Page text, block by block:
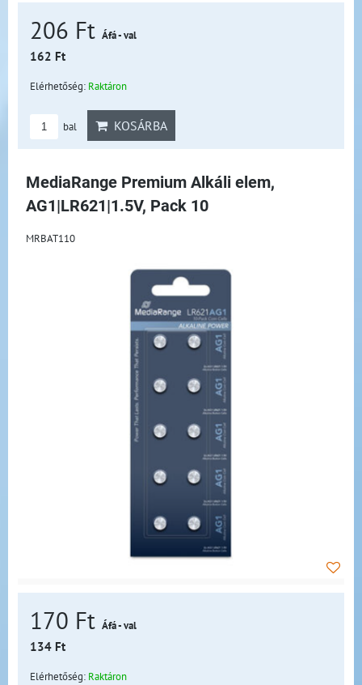
206 Ft Áfá - val
162 Ft
Elérhetőség: Raktáron
bal KOSÁRBA
MediaRange Premium Alkáli elem,
AG1|LR621|1.5V, Pack 10
MRBAT110
170 Ft Áfá - val
134 Ft
Elérhetőség: Raktáron